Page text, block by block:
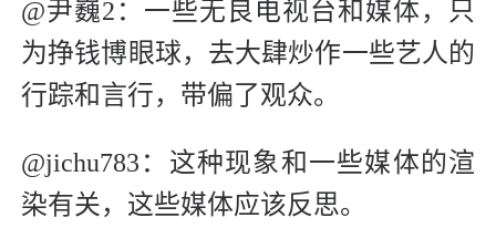
@尹巍2：一些无良电视台和媒体，只
为挣钱博眼球，去大肆炒作一些艺人的
行踪和言行，带偏了观众。
@jichu783：这种现象和一些媒体的渲
染有关，这些媒体应该反思。